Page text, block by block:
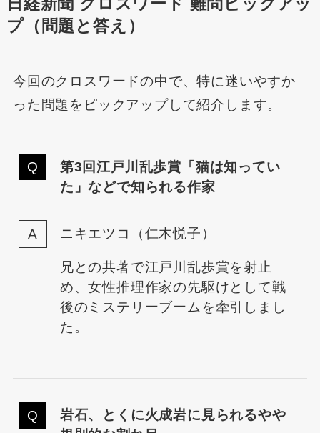
日経新聞 クロスワード 難問ピックアッ
プ（問題と答え）
今回のクロスワードの中で、特に迷いやすか
った問題をピックアップして紹介します。
第3回江戸川乱歩賞「猫は知ってい
た」などで知られる作家
ニキエツコ（仁木悦子）
兄との共著で江戸川乱歩賞を射止
め、女性推理作家の先駆けとして戦
後のミステリーブームを牽引しまし
た。
岩石、とくに火成岩に見られるやや